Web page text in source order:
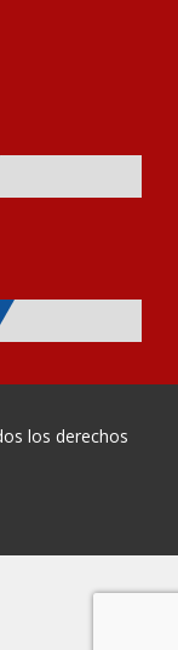
los derechos